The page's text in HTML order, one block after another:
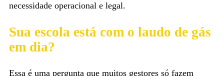
necessidade operacional e legal.
Sua escola está com o laudo de gás
em dia?
Essa é uma pergunta que muitos gestores só fazem